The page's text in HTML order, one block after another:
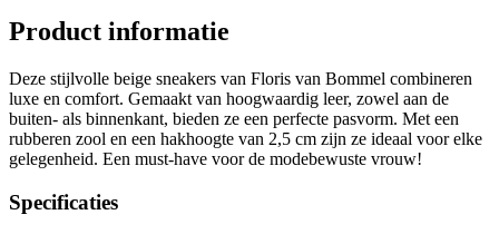
Product informatie
Deze stijlvolle beige sneakers van Floris van Bommel combineren
luxe en comfort. Gemaakt van hoogwaardig leer, zowel aan de
buiten- als binnenkant, bieden ze een perfecte pasvorm. Met een
rubberen zool en een hakhoogte van 2,5 cm zijn ze ideaal voor elke
gelegenheid. Een must-have voor de modebewuste vrouw!
Specificaties